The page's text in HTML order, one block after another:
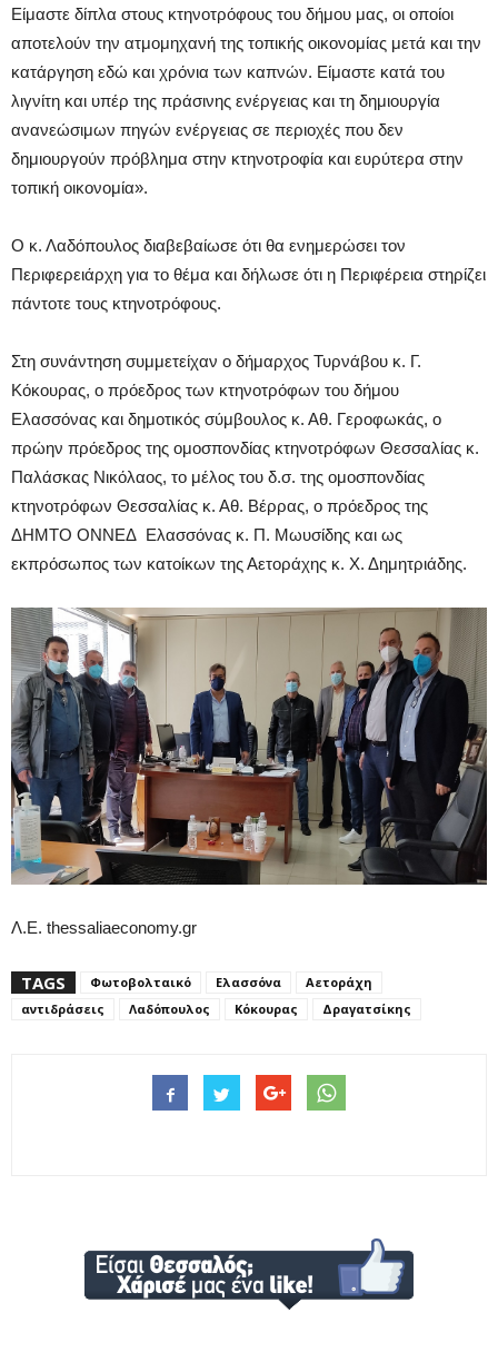
Είμαστε δίπλα στους κτηνοτρόφους του δήμου μας, οι οποίοι
αποτελούν την ατμομηχανή της τοπικής οικονομίας μετά και την
κατάργηση εδώ και χρόνια των καπνών. Είμαστε κατά του
λιγνίτη και υπέρ της πράσινης ενέργειας και τη δημιουργία
ανανεώσιμων πηγών ενέργειας σε περιοχές που δεν
δημιουργούν πρόβλημα στην κτηνοτροφία και ευρύτερα στην
τοπική οικονομία».
Ο κ. Λαδόπουλος διαβεβαίωσε ότι θα ενημερώσει τον
Περιφερειάρχη για το θέμα και δήλωσε ότι η Περιφέρεια στηρίζει
πάντοτε τους κτηνοτρόφους.
Στη συνάντηση συμμετείχαν ο δήμαρχος Τυρνάβου κ. Γ.
Κόκουρας, ο πρόεδρος των κτηνοτρόφων του δήμου
Ελασσόνας και δημοτικός σύμβουλος κ. Αθ. Γεροφωκάς, ο
πρώην πρόεδρος της ομοσπονδίας κτηνοτρόφων Θεσσαλίας κ.
Παλάσκας Νικόλαος, το μέλος του δ.σ. της ομοσπονδίας
κτηνοτρόφων Θεσσαλίας κ. Αθ. Βέρρας, ο πρόεδρος της
ΔΗΜΤΟ ΟΝΝΕΔ Ελασσόνας κ. Π. Μωυσίδης και ως
εκπρόσωπος των κατοίκων της Αετοράχης κ. Χ. Δημητριάδης.
Λ.Ε. thessaliaeconomy.gr
TAGS Φωτοβολταικό Ελασσόνα
Αετοράχη
αντιδράσεις
Λαδόπουλος Κόκουρας Δραγατσίκης